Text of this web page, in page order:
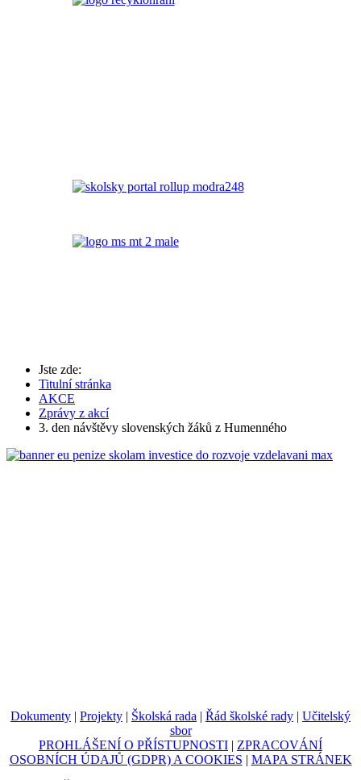
Jste zde:
Titulní stránka
AKCE
Zprávy z akcí
3. den návštěvy slovenských žáků z Humenného
Dokumenty | Projekty | Školská rada | Řád školské rady | Učitelský
sbor
PROHLÁŠENÍ O PŘÍSTUPNOSTI | ZPRACOVÁNÍ
OSOBNÍCH ÚDAJŮ (GDPR) A COOKIES | MAPA STRÁNEK